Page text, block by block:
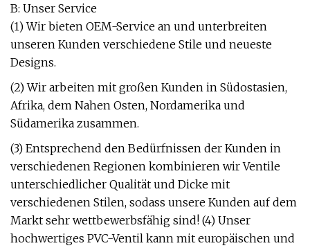
B: Unser Service
(1) Wir bieten OEM-Service an und unterbreiten
unseren Kunden verschiedene Stile und neueste
Designs.
(2) Wir arbeiten mit großen Kunden in Südostasien,
Afrika, dem Nahen Osten, Nordamerika und
Südamerika zusammen.
(3) Entsprechend den Bedürfnissen der Kunden in
verschiedenen Regionen kombinieren wir Ventile
unterschiedlicher Qualität und Dicke mit
verschiedenen Stilen, sodass unsere Kunden auf dem
Markt sehr wettbewerbsfähig sind! (4) Unser
hochwertiges PVC-Ventil kann mit europäischen und